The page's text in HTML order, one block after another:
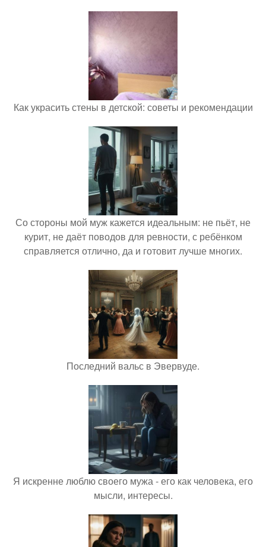
Как украсить стены в детской: советы и рекомендации
Со стороны мой муж кажется идеальным: не пьёт, не
курит, не даёт поводов для ревности, с ребёнком
справляется отлично, да и готовит лучше многих.
Последний вальс в Эвервуде.
Я искренне люблю своего мужа - его как человека, его
мысли, интересы.